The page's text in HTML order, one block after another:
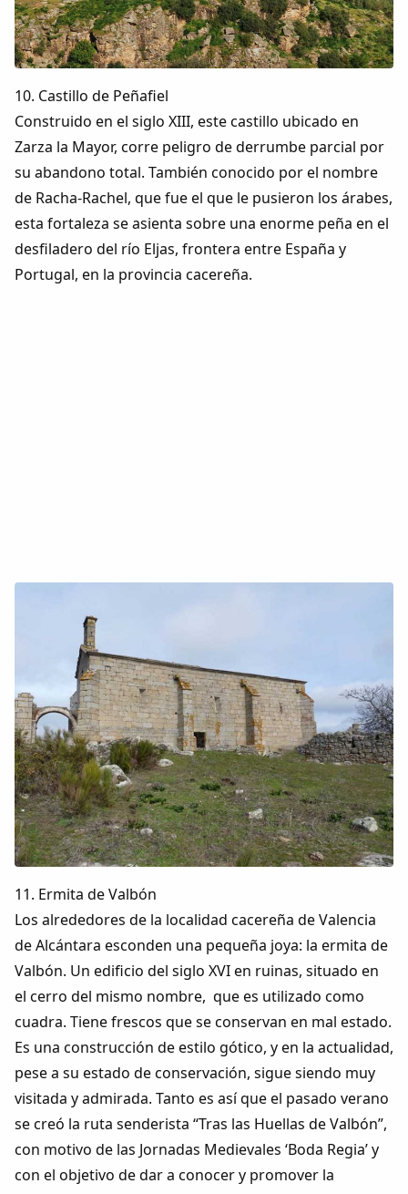
10. Castillo de Peñafiel
Construido en el siglo XIII, este castillo ubicado en
Zarza la Mayor, corre peligro de derrumbe parcial por
su abandono total. También conocido por el nombre
de Racha-Rachel, que fue el que le pusieron los árabes,
esta fortaleza se asienta sobre una enorme peña en el
desfiladero del río Eljas, frontera entre España y
Portugal, en la provincia cacereña.
11. Ermita de Valbón
Los alrededores de la localidad cacereña de Valencia
de Alcántara esconden una pequeña joya: la ermita de
Valbón. Un edificio del siglo XVI en ruinas, situado en
el cerro del mismo nombre, que es utilizado como
cuadra. Tiene frescos que se conservan en mal estado.
Es una construcción de estilo gótico, y en la actualidad,
pese a su estado de conservación, sigue siendo muy
visitada y admirada. Tanto es así que el pasado verano
se creó la ruta senderista “Tras las Huellas de Valbón”,
con motivo de las Jornadas Medievales ‘Boda Regia’ y
con el objetivo de dar a conocer y promover la